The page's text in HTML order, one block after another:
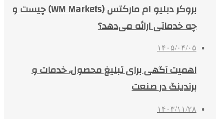
بروکر دبلیو ام مارکتس (WM Markets) چیست و
چه خدماتی ارائه می‌دهد؟
۱۴۰۵/۰۴/۰۵
اهمیت آگهی برای تبلیغ محصول، خدمات و
برندینگ در صنعت
۱۴۰۳/۱۱/۲۸